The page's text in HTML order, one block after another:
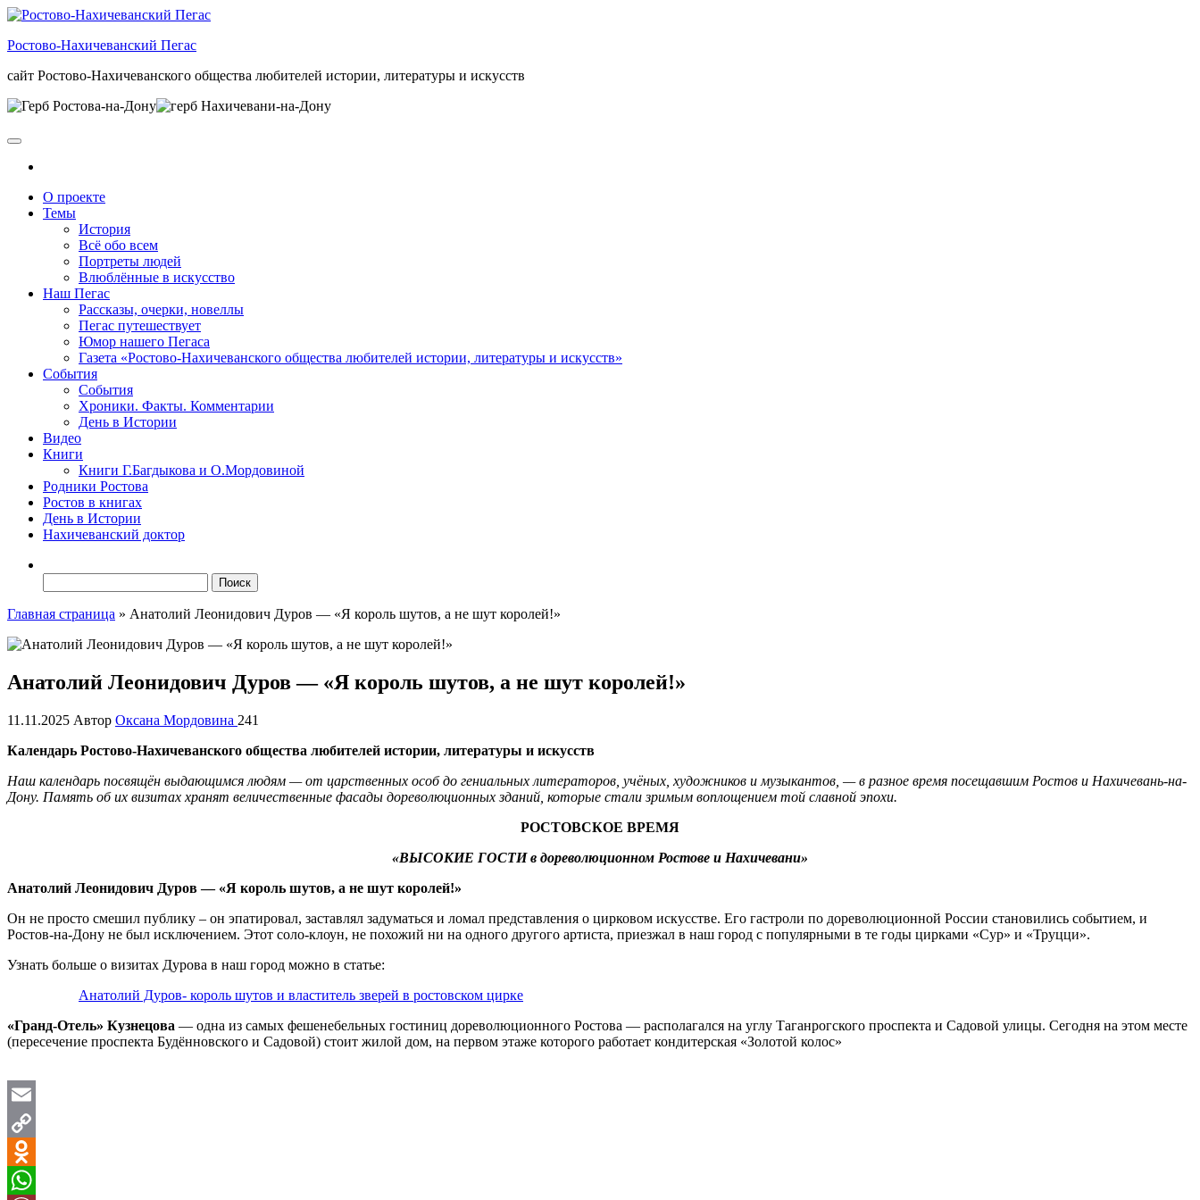
Skip
the
Ростово-Нахичеванский Пегас
сайт Ростово-Нахичеванского общества любителей истории, литературы и искусств
О проекте
Темы
История
Всё обо всем
Портреты людей
Влюблённые в искусство
Наш Пегас
Рассказы, очерки, новеллы
Пегас путешествует
Юмор нашего Пегаса
Газета «Ростово-Нахичеванского общества любителей истории, литературы и искусств»
События
События
Хроники. Факты. Комментарии
День в Истории
Видео
Книги
Книги Г.Багдыкова и О.Мордовиной
Родники Ростова
Ростов в книгах
День в Истории
Нахичеванский доктор
Главная страница » Анатолий Леонидович Дуров — «Я король шутов, а не шут королей!»
Анатолий Леонидович Дуров — «Я король шутов, а не шут королей!»
11.11.2025 Автор Оксана Мордовина 241
Календарь Ростово-Нахичеванского общества любителей истории, литературы и искусств
Наш календарь посвящён выдающимся людям — от царственных особ до гениальных литераторов, учёных, художников и музыкантов, — в разное время посещавшим Ростов и Нахичевань-на-
Дону. Память об их визитах хранят величественные фасады дореволюционных зданий, которые стали зримым воплощением той славной эпохи.
РОСТОВСКОЕ ВРЕМЯ
«ВЫСОКИЕ ГОСТИ в дореволюционном Ростове и Нахичевани»
Анатолий Леонидович Дуров — «Я король шутов, а не шут королей!»
Он не просто смешил публику – он эпатировал, заставлял задуматься и ломал представления о цирковом искусстве. Его гастроли по дореволюционной России становились событием, и
Ростов-на-Дону не был исключением. Этот соло-клоун, не похожий ни на одного другого артиста, приезжал в наш город с популярными в те годы цирками «Сур» и «Труцци».
Узнать больше о визитах Дурова в наш город можно в статье:
Анатолий Дуров- король шутов и властитель зверей в ростовском цирке
«Гранд-Отель» Кузнецова — одна из самых фешенебельных гостиниц дореволюционного Ростова — располагался на углу Таганрогского проспекта и Садовой улицы. Сегодня на этом месте
(пересечение проспекта Будённовского и Садовой) стоит жилой дом, на первом этаже которого работает кондитерская «Золотой колос»
Email
Copy
Link
Odnoklassniki